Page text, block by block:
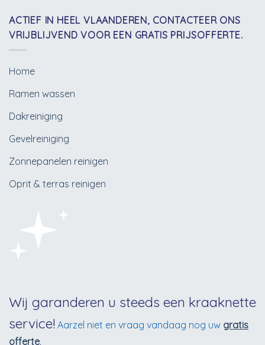
ACTIEF IN HEEL VLAANDEREN, CONTACTEER ONS
VRIJBLIJVEND VOOR EEN GRATIS PRIJSOFFERTE.
Home
Ramen wassen
Dakreiniging
Gevelreiniging
Zonnepanelen reinigen
Oprit & terras reinigen
Wij garanderen u steeds een kraaknette
service! Aarzel niet en vraag vandaag nog uw gratis
offerte.